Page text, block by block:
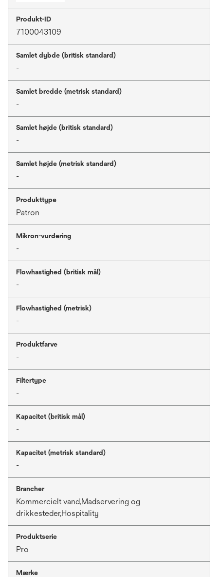
Produkt-ID
7100043109
Samlet dybde (britisk standard)
-
Samlet bredde (metrisk standard)
-
Samlet højde (britisk standard)
-
Samlet højde (metrisk standard)
-
Produkttype
Patron
Mikron-vurdering
-
Flowhastighed (britisk mål)
-
Flowhastighed (metrisk)
-
Produktfarve
-
Filtertype
-
Kapacitet (britisk mål)
-
Kapacitet (metrisk standard)
-
Brancher
Kommercielt vand,Madservering og
drikkesteder,Hospitality
Produktserie
Pro
Mærke